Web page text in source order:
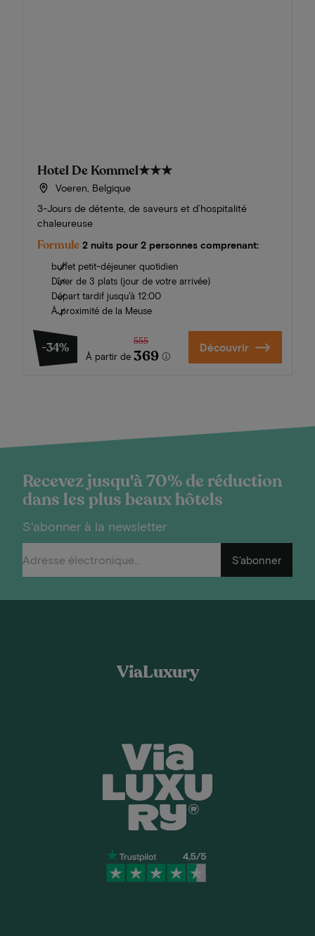
Hotel De Kommel★★★
Voeren, Belgique
3-Jours de détente, de saveurs et d’hospitalité
chaleureuse
Formule 2 nuits pour 2 personnes comprenant:
buffet petit-déjeuner quotidien
Dîner de 3 plats (jour de votre arrivée)
Départ tardif jusqu'à 12:00
À proximité de la Meuse
-34%
À partir de
555
369 Découvrir
Recevez jusqu'à 70% de réduction
dans les plus beaux hôtels
S'abonner à la newsletter
S'abonner
ViaLuxury